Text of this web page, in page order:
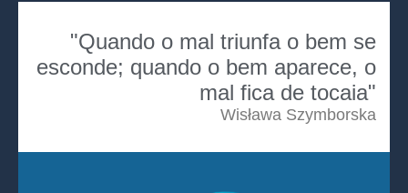
"Quando o mal triunfa o bem se
esconde; quando o bem aparece, o
mal fica de tocaia"
Wisława Szymborska